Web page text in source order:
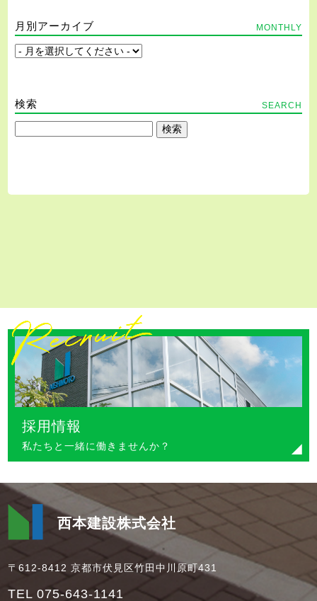
月別アーカイブ MONTHLY
検索 SEARCH
採用情報
私たちと一緒に働きませんか？
西本建設株式会社
〒612-8412 京都市伏見区竹田中川原町431
TEL 075-643-1141